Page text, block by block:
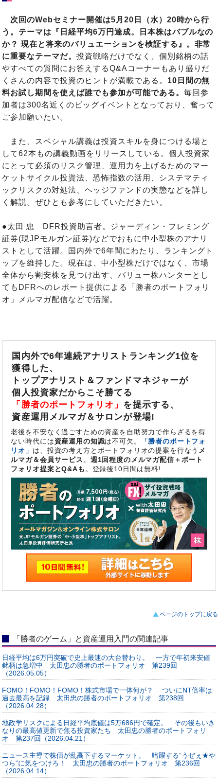
次回のWebセミナー開催は5月20日（水）20時から行
う。テーマは『日経平均6万円達成。日本株はバブルなの
か？ 現在と将来のバリュエーションを検証する』。非常
に重要なテーマだ。投資戦略だけでなく、個別銘柄の話
やすべての質問にお答えするQ&Aコーナーもあり盛りだ
くさんの内容で投資のヒントが満載である。 10日間の無
料お試し期間を使えば誰でも参加が可能である。 毎回参
加者は300名近くのビッグイベントとなっており、奮って
ご参加願いたい。
また、スペシャル講義は投資スキルを身につける場と
して62本もの講義動画をリリースしている。個人投資家
にとって必須のリスク管理、運用力を上げるためのマー
ケットサイクル投資法、恐怖指数の活用、システマティ
ックリスクの対処法、ヘッジファンドの実態などを詳し
く解説。ぜひとも参考にしていただきたい。
●太田 忠 DFR投資助言者。ジャーディン・フレミング
証券(現JPモルガン証券)などでおもに中小型株のアナリ
ストとして活躍。国内外で6年間にわたり、ランキングト
ップを維持した。現在は、中小型株だけではなく、市場
全体から割安株を見つけ出す、バリュー株ハンターとし
てもDFRへのレポート提供による「勝者のポートフォリ
オ」メルマガ配信などで活躍。
国内外で6年連続アナリストランキング1位を
獲得した、
トップアナリスト＆ファンドマネジャーが
個人投資家だからこそ勝てる
「勝者のポートフォリオ」 を提示する、
資産運用メルマガ＆サロンが登場!
老後を不安なく過ごすための資産を自助努力で作らざるを得
ない時代には資産運用の知識は不可欠。
「勝者のポートフォ
リオ」 は、投資の考え方とポートフォリオの提案を行なう メ
ルマガ＆会員サービス 。 週1回程度のメルマガ配信＋ポート
フォリオ提案とQ&Aも 。登録後10日間は無料!
ページのトップに戻る
「勝者のゲーム」と資産運用入門の関連記事
日経平均は6万円突破で史上最速の大台替わり。 一方で年初来安値
銘柄は急増中 太田忠の勝者のポートフォリオ 第239回
（2026.05.05）
FOMO！FOMO！FOMO！株式市場で一体何が？ ついにNT倍率は
過去最高を記録 太田忠の勝者のポートフォリオ 第238回
（2026.04.28）
地政学リスクによる日経平均底値は5万686円で確定。 その後もいき
なりの最高値更新で焦る投資家たち 太田忠の勝者のポートフォリ
オ 第237回（2026.04.21）
ニュース主導で株価が乱高下するマーケット。 暗躍する“うぜぇ★や
つら”に気をつけろ！ 太田忠の勝者のポートフォリオ 第236回
（2026.04.14）